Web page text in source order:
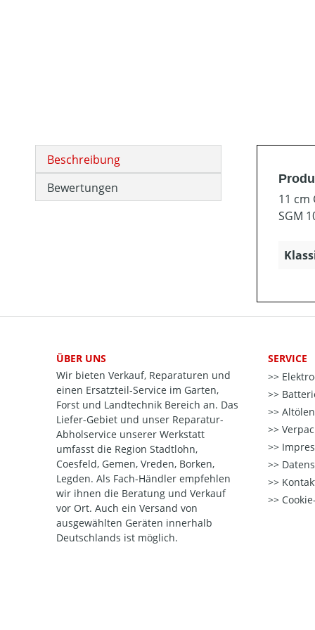
Beschreibung
Bewertungen
11 cm
SGM
ÜBER UNS
Wir bieten Verkauf, Reparaturen und
einen Ersatzteil-Service im Garten,
Forst und Landtechnik Bereich an. Das
Liefer-Gebiet und unser Reparatur-
Abholservice unserer Werkstatt
umfasst die Region Stadtlohn,
Coesfeld, Gemen, Vreden, Borken,
Legden. Als Fach-Händler empfehlen
wir ihnen die Beratung und Verkauf
vor Ort. Auch ein Versand von
ausgewählten Geräten innerhalb
Deutschlands ist möglich.
SERVICE